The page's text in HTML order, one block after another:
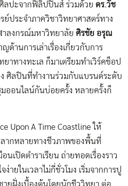
ศิลปะจากฟิลิปปินส์ ร่วมด้วย ดร.วัช
ย์ประจำภาควิชาวิทยาศาสตร์ทาง
ลงกรณ์มหาวิทยาลัย ศิรชัย อรุณ
ด้านการเล่าเรื่องเกี่ยวกับการ
าทางทะเล ก็มาเตรียมทำเวิร์คช็อป
ง ศิลปินที่ทำงานร่วมกับแบรนด์ระดับ
มออนไลน์กันบ่อยครั้ง หลายครั้งก็
Upon A Time Coastline ให้
ลากหลายทางชีวภาพของพื้นที่
นเปิดตำราเรียน ถ่ายทอดเรื่องราว
ง่ายในเวลาไม่กี่ชั่วโมง เริ่มจากการปู
ายฝั่งเบื้องต้นโดยนักชีววิทยา ต่อ